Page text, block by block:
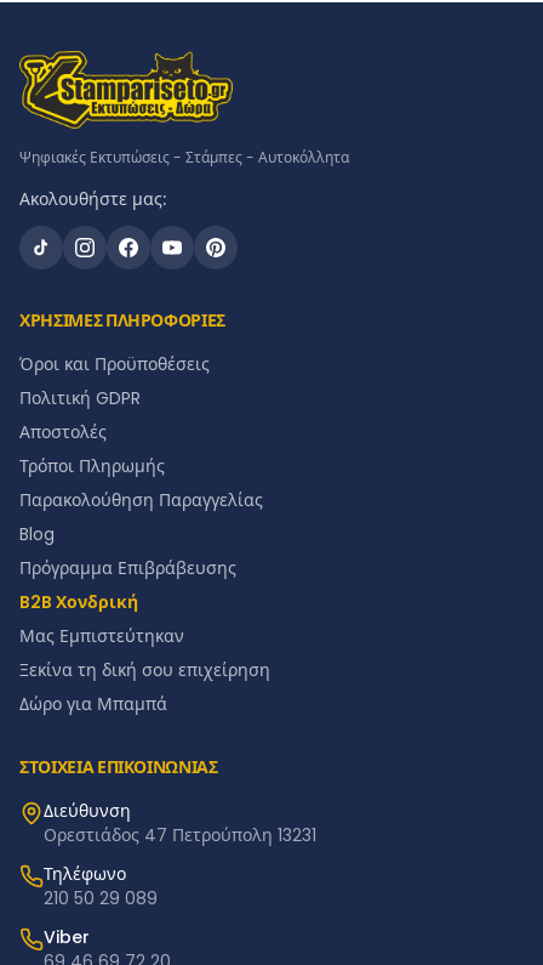
Ψηφιακές Εκτυπώσεις - Στάμπες - Αυτοκόλλητα
Ακολουθήστε μας:
ΧΡΗΣΙΜΕΣ ΠΛΗΡΟΦΟΡΙΕΣ
Όροι και Προϋποθέσεις
Πολιτική GDPR
Αποστολές
Τρόποι Πληρωμής
Παρακολούθηση Παραγγελίας
Blog
Πρόγραμμα Επιβράβευσης
B2B Χονδρική
Μας Εμπιστεύτηκαν
Ξεκίνα τη δική σου επιχείρηση
Δώρο για Μπαμπά
ΣΤΟΙΧΕΙΑ ΕΠΙΚΟΙΝΩΝΙΑΣ
Διεύθυνση
Ορεστιάδος 47 Πετρούπολη 13231
Τηλέφωνο
210 50 29 089
Viber